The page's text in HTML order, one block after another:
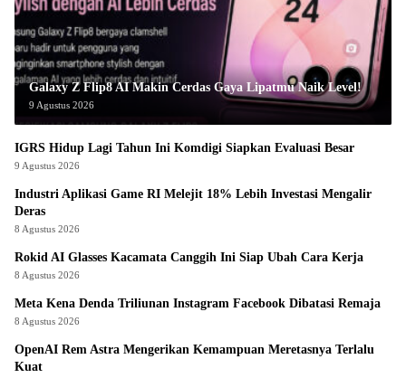
Galaxy Z Flip8 AI Makin Cerdas Gaya Lipatmu Naik Level!
9 Agustus 2026
IGRS Hidup Lagi Tahun Ini Komdigi Siapkan Evaluasi Besar
9 Agustus 2026
Industri Aplikasi Game RI Melejit 18% Lebih Investasi Mengalir
Deras
8 Agustus 2026
Rokid AI Glasses Kacamata Canggih Ini Siap Ubah Cara Kerja
8 Agustus 2026
Meta Kena Denda Triliunan Instagram Facebook Dibatasi Remaja
8 Agustus 2026
OpenAI Rem Astra Mengerikan Kemampuan Meretasnya Terlalu
Kuat